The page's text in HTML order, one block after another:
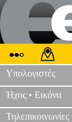
Υπολογιστές
Ήχος • Εικόνα
Τηλεπικοινωνίες